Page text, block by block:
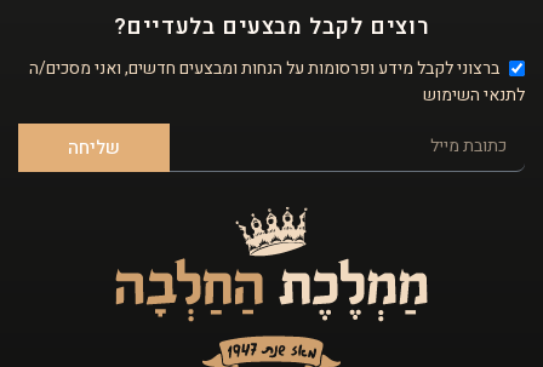
רוצים לקבל מבצעים בלעדיים?
ברצוני לקבל מידע ופרסומות על הנחות ומבצעים חדשים, ואני מסכים/ה
לתנאי השימוש
שליחה